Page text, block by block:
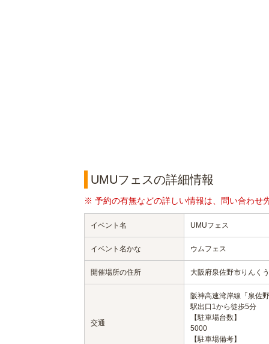
UMUフェスの詳細情報
※ 予約の有無などの詳しい情報は、問い合わせ
イベント名 UMUフェス
イベント名かな ウムフェス
開催場所の住所 大阪府泉佐野市りんく
交通
阪神高速湾岸線「泉佐
駅出口1から徒歩5分
【駐車場台数】
5000
【駐車場備考】